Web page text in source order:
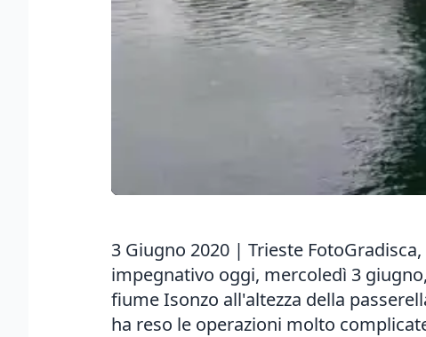
3 Giugno 2020 | Trieste
impegnativo oggi, mercoledì 3
fiume Isonzo all'altezza della
ha reso le operazioni molto